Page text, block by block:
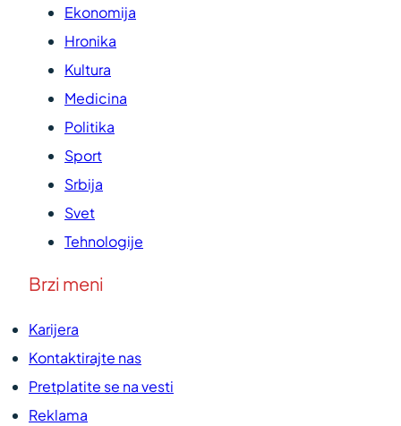
Ekonomija
Hronika
Kultura
Medicina
Politika
Sport
Srbija
Svet
Tehnologije
Brzi meni
Karijera
Kontaktirajte nas
Pretplatite se na vesti
Reklama